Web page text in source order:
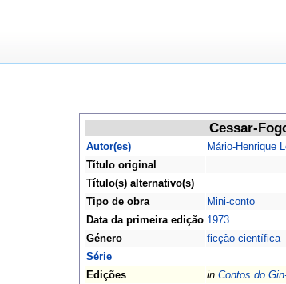
Cessar-
Autor(es)
Mário-Henrique
Título original
Título(s) alternativo(s)
Tipo de obra
Mini-conto
Data da primeira edição 1973
Género
ficção científica
Série
Edições
in Contos do